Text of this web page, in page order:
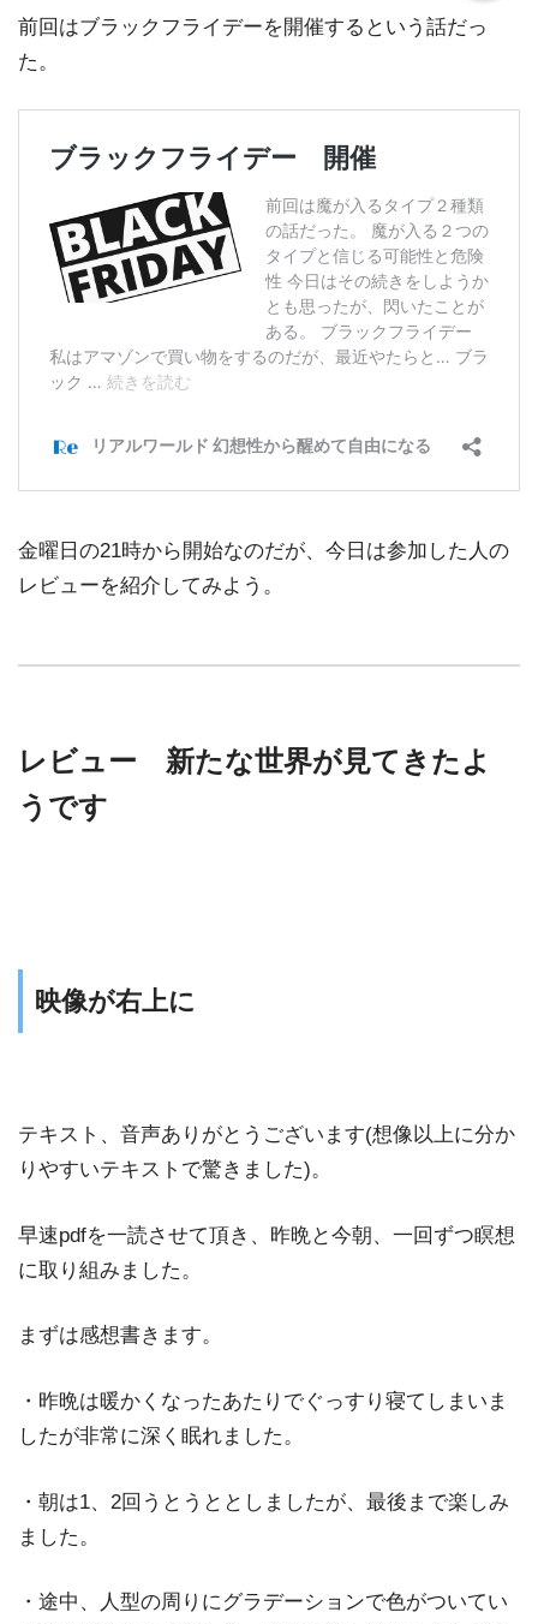
前回はブラックフライデーを開催するという話だっ
た。
金曜日の21時から開始なのだが、今日は参加した人の
レビューを紹介してみよう。
レビュー 新たな世界が見てきたよ
うです
映像が右上に
テキスト、音声ありがとうございます(想像以上に分か
りやすいテキストで驚きました)。
早速pdfを一読させて頂き、昨晩と今朝、一回ずつ瞑想
に取り組みました。
まずは感想書きます。
・昨晩は暖かくなったあたりでぐっすり寝てしまいま
したが非常に深く眠れました。
・朝は1、2回うとうととしましたが、最後まで楽しみ
ました。
・途中、人型の周りにグラデーションで色がついてい